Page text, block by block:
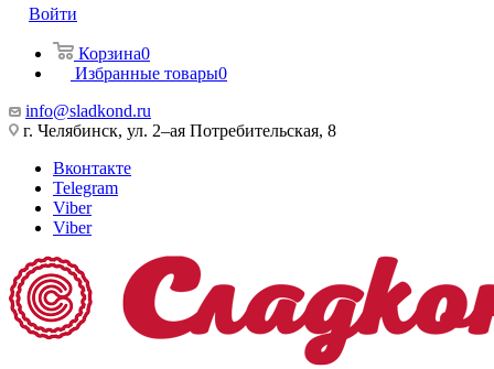
Войти
Корзина0
Избранные товары0
info@sladkond.ru
г. Челябинск, ул. 2–ая Потребительская, 8
Вконтакте
Telegram
Viber
Viber